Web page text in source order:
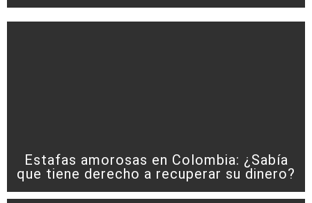
Estafas amorosas en Colombia: ¿Sabía
que tiene derecho a recuperar su dinero?